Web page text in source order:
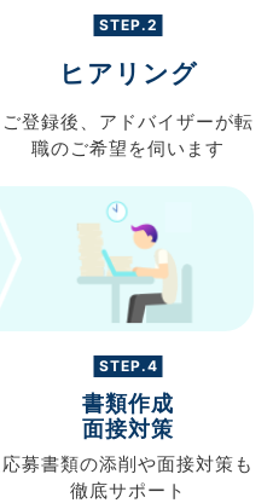
STEP.2
ヒアリング
ご登録後、 アドバイザーが転
職のご希望を伺います
STEP.4
書類作成
面接対策
応募書類の添削や面接対策も
徹底サポート